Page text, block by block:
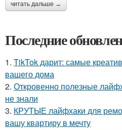
читать дальше →
Последние
1. TikTok дарит: самые
вашего дома
2. Откровенно полезные
не знали
3. КРУТЫЕ лайфхаки для
вашу квартиру в мечту